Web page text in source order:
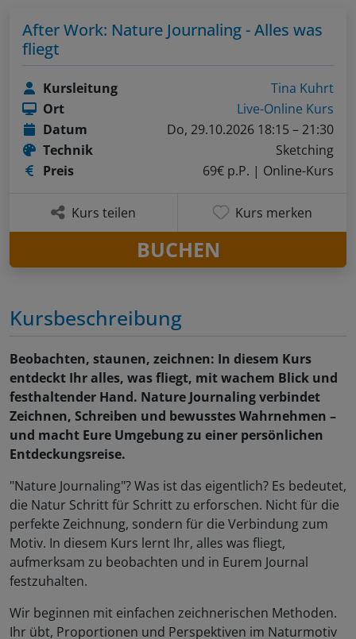
Kursbeschreibung
Beobachten, staunen, zeichnen: In diesem Kurs
entdeckt Ihr alles, was fliegt, mit wachem Blick und
festhaltender Hand. Nature Journaling verbindet
Zeichnen, Schreiben und bewusstes Wahrnehmen –
und macht Eure Umgebung zu einer persönlichen
Entdeckungsreise.
"Nature Journaling"? Was ist das eigentlich? Es bedeutet,
die Natur Schritt für Schritt zu erforschen. Nicht für die
perfekte Zeichnung, sondern für die Verbindung zum
Motiv. In diesem Kurs lernt Ihr, alles was fliegt,
aufmerksam zu beobachten und in Eurem Journal
festzuhalten.
Wir beginnen mit einfachen zeichnerischen Methoden.
Ihr übt, Proportionen und Perspektiven im Naturmotiv
After Work: Nature Journaling - Alles was
fliegt
Kursleitung
Tina Kuhrt
Ort
Live-Online Kurs
Datum
Do, 29.10.2026 18:15 – 21:30
Technik
Sketching
Preis
69€ p.P. | Online-Kurs
Kurs teilen Kurs merken
BUCHEN